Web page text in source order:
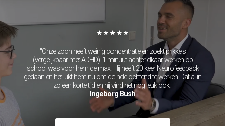
★★★★★
"Onze zoon heeft weinig concentratie en zoekt prikkels
(vergelijkbaar met ADHD). 1 minuut achter elkaar werken op
school was voor hem de max. Hij heeft 20 keer Neurofeedback
gedaan en het lukt hem nu om de hele ochtend te werken. Dat al in
zo een korte tijd en hij vind het nog leuk ook!"
Ingeborg Bush